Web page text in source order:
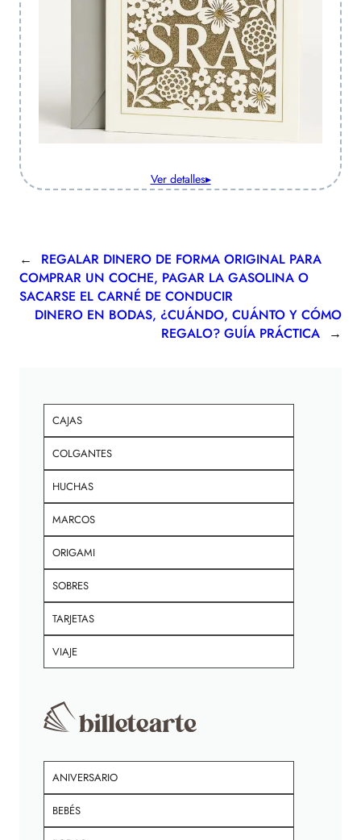
Ver detalles▸
←
REGALAR DINERO DE FORMA ORIGINAL PARA
COMPRAR UN COCHE, PAGAR LA GASOLINA O
SACARSE EL CARNÉ DE CONDUCIR
DINERO EN BODAS, ¿CUÁNDO, CUÁNTO Y CÓMO
REGALO? GUÍA PRÁCTICA
→
CAJAS
COLGANTES
HUCHAS
MARCOS
ORIGAMI
SOBRES
TARJETAS
VIAJE
ANIVERSARIO
BEBÉS